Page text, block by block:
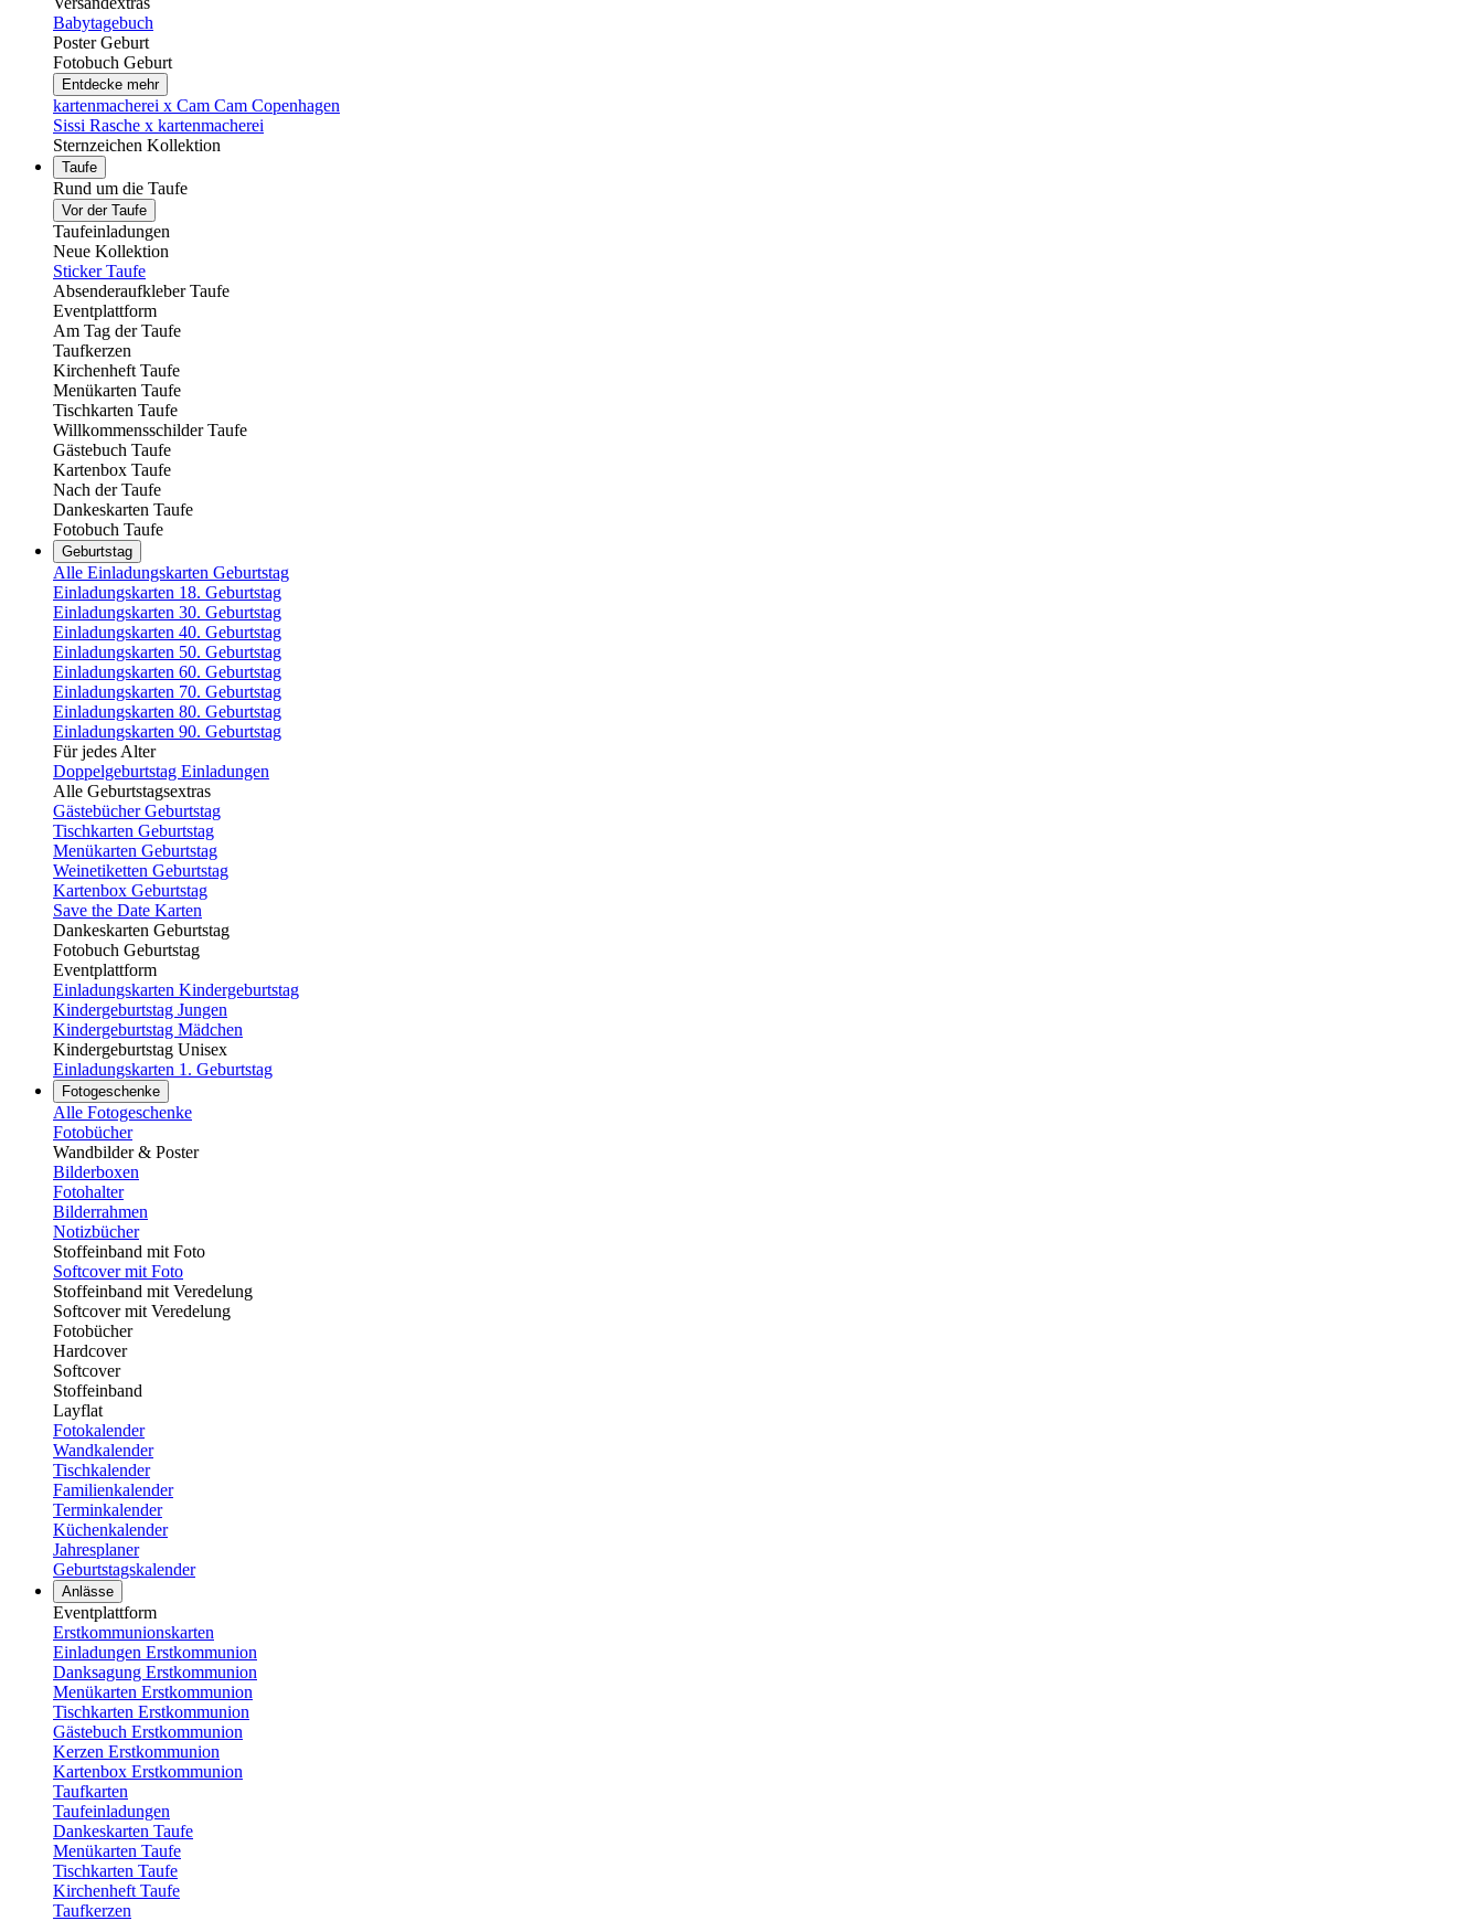
Babytagebuch
Poster Geburt
Fotobuch Geburt
Entdecke mehr
kartenmacherei x Cam Cam Copenhagen
Sissi Rasche x kartenmacherei
Sternzeichen Kollektion
Taufe
Rund um die Taufe
Vor der Taufe
Taufeinladungen
Neue Kollektion
Sticker Taufe
Absenderaufkleber Taufe
Eventplattform
Am Tag der Taufe
Taufkerzen
Kirchenheft Taufe
Menükarten Taufe
Tischkarten Taufe
Willkommensschilder Taufe
Gästebuch Taufe
Kartenbox Taufe
Nach der Taufe
Dankeskarten Taufe
Fotobuch Taufe
Geburtstag
Alle Einladungskarten Geburtstag
Einladungskarten 18. Geburtstag
Einladungskarten 30. Geburtstag
Einladungskarten 40. Geburtstag
Einladungskarten 50. Geburtstag
Einladungskarten 60. Geburtstag
Einladungskarten 70. Geburtstag
Einladungskarten 80. Geburtstag
Einladungskarten 90. Geburtstag
Für jedes Alter
Doppelgeburtstag Einladungen
Alle Geburtstagsextras
Gästebücher Geburtstag
Tischkarten Geburtstag
Menükarten Geburtstag
Weinetiketten Geburtstag
Kartenbox Geburtstag
Save the Date Karten
Dankeskarten Geburtstag
Fotobuch Geburtstag
Eventplattform
Einladungskarten Kindergeburtstag
Kindergeburtstag Jungen
Kindergeburtstag Mädchen
Kindergeburtstag Unisex
Einladungskarten 1. Geburtstag
Fotogeschenke
Alle Fotogeschenke
Fotobücher
Wandbilder & Poster
Bilderboxen
Fotohalter
Bilderrahmen
Notizbücher
Stoffeinband mit Foto
Softcover mit Foto
Stoffeinband mit Veredelung
Softcover mit Veredelung
Fotobücher
Hardcover
Softcover
Stoffeinband
Layflat
Fotokalender
Wandkalender
Tischkalender
Familienkalender
Terminkalender
Küchenkalender
Jahresplaner
Geburtstagskalender
Anlässe
Eventplattform
Erstkommunionskarten
Einladungen Erstkommunion
Danksagung Erstkommunion
Menükarten Erstkommunion
Tischkarten Erstkommunion
Gästebuch Erstkommunion
Kerzen Erstkommunion
Kartenbox Erstkommunion
Taufkarten
Taufeinladungen
Dankeskarten Taufe
Menükarten Taufe
Tischkarten Taufe
Kirchenheft Taufe
Taufkerzen